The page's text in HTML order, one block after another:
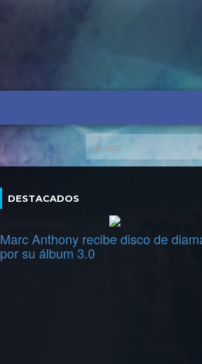
DESTACADOS
Marc Anthony recibe disco de
por su álbum 3.0